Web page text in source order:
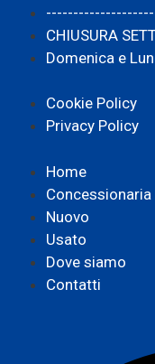
CHIUSURA
Domenica e
Cookie Policy
Privacy Policy
Home
Concessionaria
Nuovo
Usato
Dove siamo
Contatti